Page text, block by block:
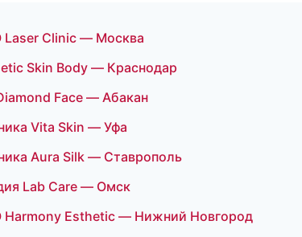
Clinic — Москва
Skin Body — Краснодар
Face — Абакан
Vita Skin — Уфа
Aura Silk — Ставрополь
Lab Care — Омск
Esthetic — Нижний Новгород